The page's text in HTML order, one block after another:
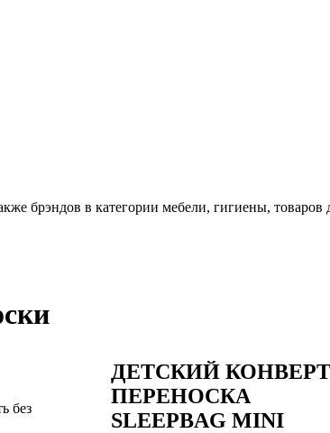
брэндов в категории мебели, гигиены,
без
ДЕТСКИЙ
ПЕРЕНОСКА
SLEEPBAG MINI